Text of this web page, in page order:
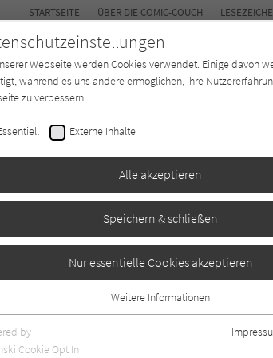
Texter*in Verlage
STARTSEITE ÜBER DIE COMIC-COUCH
Webseite werden Cookies verwendet. Einige davon
während es uns andere ermöglichen, Ihre
zu verbessern.
Externe Inhalte
Alle akzeptieren
Speichern & schließen
Nur essentielle Cookies akzeptieren
Cookies werden für grundlegende Funktionen der
Dadurch ist gewährleistet, dass die Webseite
Weitere Informationen
by
Cookie Opt In